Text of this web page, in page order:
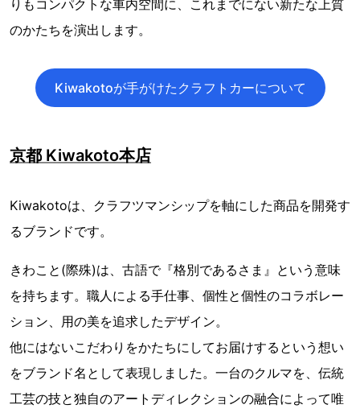
りもコンパクトな車内空間に、これまでにない新たな上質
のかたちを演出します。
Kiwakotoが手がけたクラフトカーについて
京都 Kiwakoto本店
Kiwakotoは、クラフツマンシップを軸にした商品を開発す
るブランドです。
きわこと(際殊)は、古語で『格別であるさま』という意味
を持ちます。職人による手仕事、個性と個性のコラボレー
ション、用の美を追求したデザイン。
他にはないこだわりをかたちにしてお届けするという想い
をブランド名として表現しました。一台のクルマを、伝統
工芸の技と独自のアートディレクションの融合によって唯